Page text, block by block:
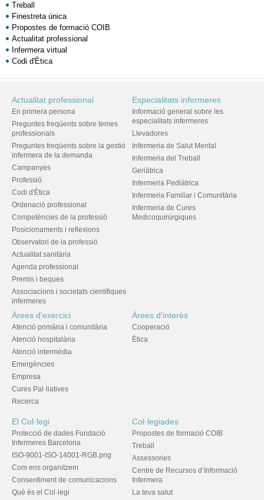
Treball
Finestreta única
Propostes de formació COIB
Actualitat professional
Infermera virtual
Codi d'Ètica
Actualitat professional
En primera persona
Preguntes freqüents sobre temes
professionals
Preguntes freqüents sobre la gestió
infermera de la demanda
Campanyes
Professió
Codi d'Ètica
Ordenació professional
Competències de la professió
Posicionaments i reflexions
Observatori de la professió
Actualitat sanitària
Agenda professional
Premis i beques
Associacions i societats científiques
infermeres
Especialitats infermeres
Informació general sobre les
especialitats infermeres
Llevadores
Infermeria de Salut Mental
Infermeria del Treball
Geriàtrica
Infermeria Pediàtrica
Infermeria Familiar i Comunitària
Infermeria de Cures
Medicoquirúrgiques
Àrees d'exercici
Atenció primària i comunitària
Atenció hospitalària
Atenció intermèdia
Emergències
Empresa
Cures Pal·liatives
Recerca
Àrees d'interès
Cooperació
Ètica
El Col·legi
Protecció de dades Fundació
Infermeres Barcelona
ISO-9001-ISO-14001-RGB.png
Com ens organitzem
Consentiment de comunicacions
Què és el Col·legi
Col·legiades
Propostes de formació COIB
Treball
Assessories
Centre de Recursos d’Informació
Infermera
La teva salut